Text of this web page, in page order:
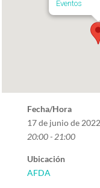
Eventos
Fecha/Hora
17 de junio de 2022
20:00 - 21:00
Ubicación
AFDA